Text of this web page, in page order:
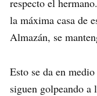
la máxima casa de
Almazán, se
Esto se da en
siguen golpeando a